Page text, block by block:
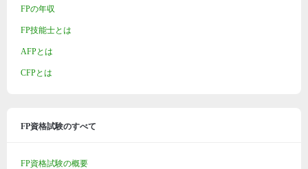
FPの年収
FP技能士とは
AFPとは
CFPとは
FP資格試験のすべて
FP資格試験の概要